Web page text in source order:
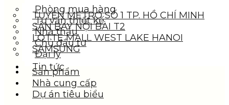
TUYẾN METRO SỐ 1 TP. HỒ CHÍ MINH
SÂN BAY NỘI BÀI T2
LOTTE MALL WEST LAKE HANOI
SAMSUNG
Tin tức
Phòng mua hàng
Tư vấn thiết kế
Nhà thầu
Chủ đầu tư
Đại lý
Sản phẩm
Nhà cung cấp
Dự án tiêu biểu